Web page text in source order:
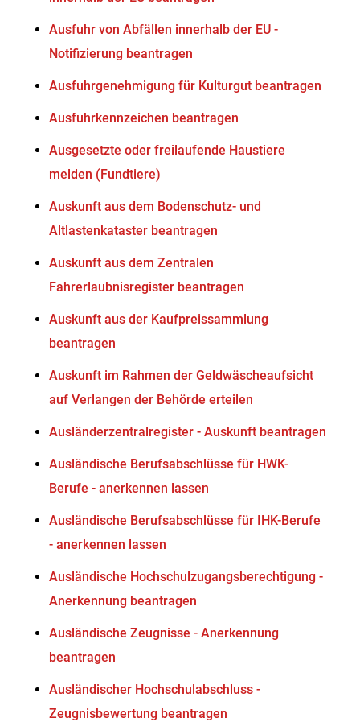
Ausfuhr von Abfällen innerhalb der EU -
Notifizierung beantragen
Ausfuhrgenehmigung für Kulturgut beantragen
Ausfuhrkennzeichen beantragen
Ausgesetzte oder freilaufende Haustiere
melden (Fundtiere)
Auskunft aus dem Bodenschutz- und
Altlastenkataster beantragen
Auskunft aus dem Zentralen
Fahrerlaubnisregister beantragen
Auskunft aus der Kaufpreissammlung
beantragen
Auskunft im Rahmen der Geldwäscheaufsicht
auf Verlangen der Behörde erteilen
Ausländerzentralregister - Auskunft beantragen
Ausländische Berufsabschlüsse für HWK-
Berufe - anerkennen lassen
Ausländische Berufsabschlüsse für IHK-Berufe
- anerkennen lassen
Ausländische Hochschulzugangsberechtigung -
Anerkennung beantragen
Ausländische Zeugnisse - Anerkennung
beantragen
Ausländischer Hochschulabschluss -
Zeugnisbewertung beantragen